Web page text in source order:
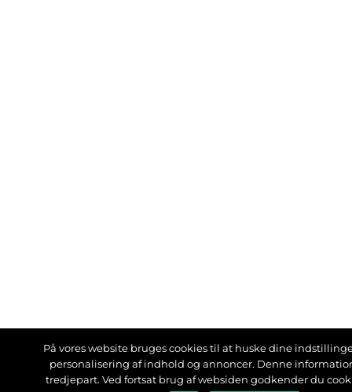
På vores website bruges cookies til at huske dine
personalisering af indhold og annoncer. Denne
tredjepart. Ved fortsat brug af websiden godkender du